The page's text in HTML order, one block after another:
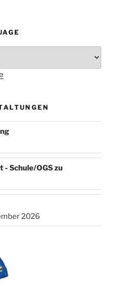
- Schule/OGS zu
2026